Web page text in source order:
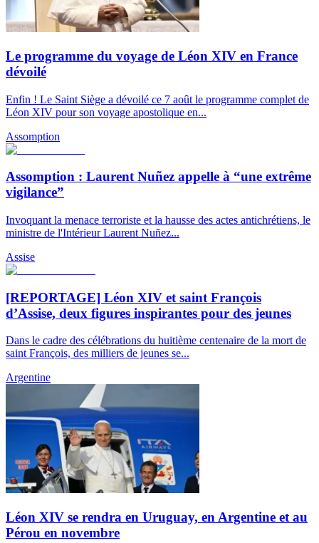
Le programme du voyage de Léon XIV en France
dévoilé
Enfin ! Le Saint Siège a dévoilé ce 7 août le programme complet de
Léon XIV pour son voyage apostolique en...
Assomption
Assomption : Laurent Nuñez appelle à “une extrême
vigilance”
Invoquant la menace terroriste et la hausse des actes antichrétiens, le
ministre de l'Intérieur Laurent Nuñez...
Assise
[REPORTAGE] Léon XIV et saint François
d’Assise, deux figures inspirantes pour des jeunes
Dans le cadre des célébrations du huitième centenaire de la mort de
saint François, des milliers de jeunes se...
Argentine
Léon XIV se rendra en Uruguay, en Argentine et au
Pérou en novembre